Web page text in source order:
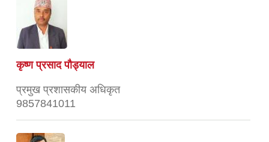
कृष्ण प्रसाद पौड्याल
प्रमुख प्रशासकीय अधिकृत
9857841011